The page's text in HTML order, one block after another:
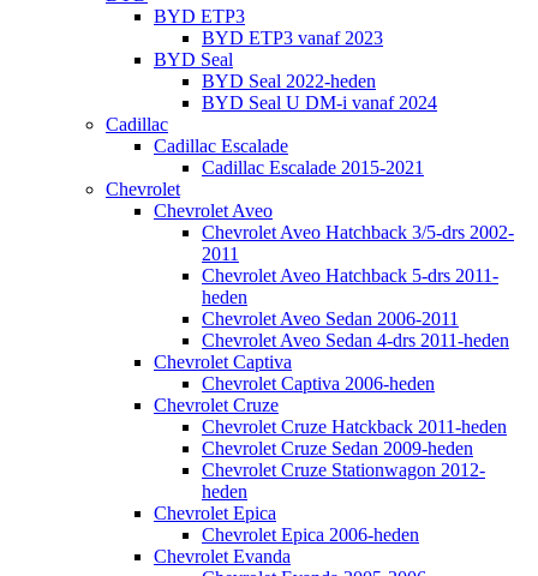
BYD ETP3
BYD ETP3 vanaf 2023
BYD Seal
BYD Seal 2022-heden
BYD Seal U DM-i vanaf 2024
Cadillac
Cadillac Escalade
Cadillac Escalade 2015-2021
Chevrolet
Chevrolet Aveo
Chevrolet Aveo Hatchback 3/5-drs 2002-
2011
Chevrolet Aveo Hatchback 5-drs 2011-
heden
Chevrolet Aveo Sedan 2006-2011
Chevrolet Aveo Sedan 4-drs 2011-heden
Chevrolet Captiva
Chevrolet Captiva 2006-heden
Chevrolet Cruze
Chevrolet Cruze Hatckback 2011-heden
Chevrolet Cruze Sedan 2009-heden
Chevrolet Cruze Stationwagon 2012-
heden
Chevrolet Epica
Chevrolet Epica 2006-heden
Chevrolet Evanda